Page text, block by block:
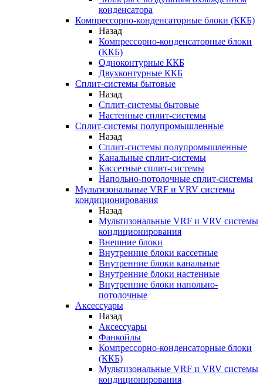
конденсатора
Компрессорно-конденсаторные блоки (ККБ)
Назад
Компрессорно-конденсаторные блоки
(ККБ)
Одноконтурные ККБ
Двухконтурные ККБ
Сплит-системы бытовые
Назад
Сплит-системы бытовые
Настенные сплит-системы
Сплит-системы полупромышленные
Назад
Сплит-системы полупромышленные
Канальные сплит-системы
Кассетные сплит-системы
Напольно-потолочные сплит-системы
Мультизональные VRF и VRV системы
кондиционирования
Назад
Мультизональные VRF и VRV системы
кондиционирования
Внешние блоки
Внутренние блоки кассетные
Внутренние блоки канальные
Внутренние блоки настенные
Внутренние блоки напольно-
потолочные
Аксессуары
Назад
Аксессуары
Фанкойлы
Компрессорно-конденсаторные блоки
(ККБ)
Мультизональные VRF и VRV системы
кондиционирования